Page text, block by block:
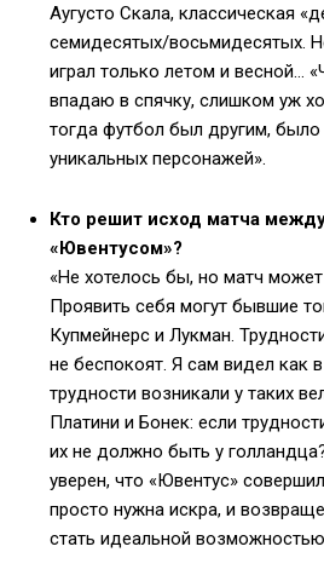
Аугусто Скала, классическая
семидесятых/восьмидесятых.
играл только летом и весной…
впадаю в спячку, слишком уж
тогда футбол был другим, было
уникальных персонажей».
Кто решит исход матча
«Ювентусом»?
«Не хотелось бы, но матч
Проявить себя могут бывшие
Купмейнерс и Лукман.
не беспокоят. Я сам видел как
трудности возникали у таких
Платини и Бонек: если
их не должно быть у
уверен, что «Ювентус»
просто нужна искра, и
стать идеальной